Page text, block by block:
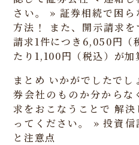
さい。
» 証券相続で困ら
方法！
また、開示請求
請求1件につき6,050円（
たり1,100円（税込）が加
まとめ いかがでしたでし
券会社のものか分からな
求をおこなうことで 解決
ってください。
» 投資信
と注意点